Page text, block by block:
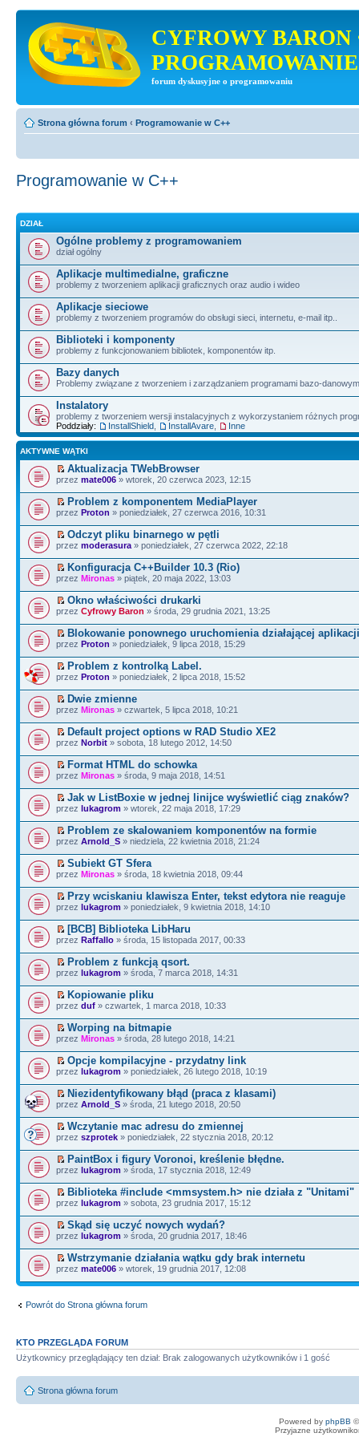
CYFROWY BARON
PROGRAMOWANIE
forum dyskusyjne o programowaniu
Strona główna forum ‹ Programowanie w C++
Programowanie w C++
DZIAŁ
Ogólne problemy z programowaniem
dział ogólny
Aplikacje multimedialne, graficzne
problemy z tworzeniem aplikacji graficznych oraz audio i wideo
Aplikacje sieciowe
problemy z tworzeniem programów do obsługi sieci, internetu, e-mail itp..
Biblioteki i komponenty
problemy z funkcjonowaniem bibliotek, komponentów itp.
Bazy danych
Problemy związane z tworzeniem i zarządzaniem programami bazo-
Instalatory
problemy z tworzeniem wersji instalacyjnych z wykorzystaniem różnych
Poddziały:
InstallShield InstallAvare Inne
AKTYWNE WĄTKI
Aktualizacja TWebBrowser
przez mate006 » wtorek, 20 czerwca 2023, 12:15
Problem z komponentem MediaPlayer
przez Proton » poniedziałek, 27 czerwca 2016, 10:31
Odczyt pliku binarnego w pętli
przez moderasura » poniedziałek, 27 czerwca 2022, 22:18
Konfiguracja C++Builder 10.3 (Rio)
przez Mironas » piątek, 20 maja 2022, 13:03
Okno właściwości drukarki
przez Cyfrowy Baron » środa, 29 grudnia 2021, 13:25
Blokowanie ponownego uruchomienia działającej
przez Proton » poniedziałek, 9 lipca 2018, 15:29
Problem z kontrolką Label.
przez Proton » poniedziałek, 2 lipca 2018, 15:52
Dwie zmienne
przez Mironas » czwartek, 5 lipca 2018, 10:21
Default project options w RAD Studio XE2
przez Norbit » sobota, 18 lutego 2012, 14:50
Format HTML do schowka
przez Mironas » środa, 9 maja 2018, 14:51
Jak w ListBoxie w jednej linijce wyświetlić ciąg znaków?
przez lukagrom » wtorek, 22 maja 2018, 17:29
Problem ze skalowaniem komponentów na formie
przez Arnold_S » niedziela, 22 kwietnia 2018, 21:24
Subiekt GT Sfera
przez Mironas » środa, 18 kwietnia 2018, 09:44
Przy wciskaniu klawisza Enter, tekst edytora nie reaguje
przez lukagrom » poniedziałek, 9 kwietnia 2018, 14:10
[BCB] Biblioteka LibHaru
przez Raffallo » środa, 15 listopada 2017, 00:33
Problem z funkcją qsort.
przez lukagrom » środa, 7 marca 2018, 14:31
Kopiowanie pliku
przez duf » czwartek, 1 marca 2018, 10:33
Worping na bitmapie
przez Mironas » środa, 28 lutego 2018, 14:21
Opcje kompilacyjne - przydatny link
przez lukagrom » poniedziałek, 26 lutego 2018, 10:19
Niezidentyfikowany błąd (praca z klasami)
przez Arnold_S » środa, 21 lutego 2018, 20:50
Wczytanie mac adresu do zmiennej
przez szprotek » poniedziałek, 22 stycznia 2018, 20:12
PaintBox i figury Voronoi, kreślenie błędne.
przez lukagrom » środa, 17 stycznia 2018, 12:49
Biblioteka #include <mmsystem.h> nie działa z "Unitami"
przez lukagrom » sobota, 23 grudnia 2017, 15:12
Skąd się uczyć nowych wydań?
przez lukagrom » środa, 20 grudnia 2017, 18:46
Wstrzymanie działania wątku gdy brak internetu
przez mate006 » wtorek, 19 grudnia 2017, 12:08
Powrót do Strona główna forum
KTO PRZEGLĄDA FORUM
Użytkownicy przeglądający ten dział: Brak zalogowanych użytkowników i 1 gość
Strona główna forum
Powered by phpBB
Przyjazne